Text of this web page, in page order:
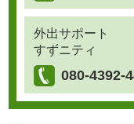
外出サポート
すずニティ
080-4392-